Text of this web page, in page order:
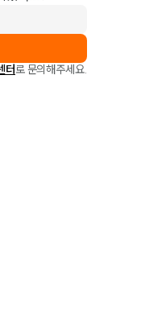
터로 문의해주세요.